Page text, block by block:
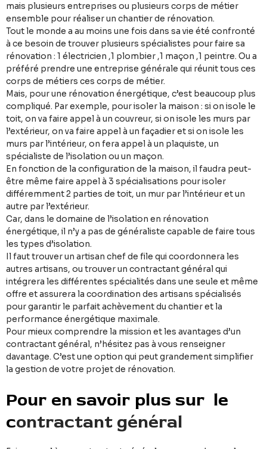
mais plusieurs entreprises ou plusieurs corps de métier
ensemble pour réaliser un chantier de rénovation.
Tout le monde a au moins une fois dans sa vie été confronté
à ce besoin de trouver plusieurs spécialistes pour faire sa
rénovation : 1 électricien ,1 plombier ,1 maçon ,1 peintre. Ou a
préféré prendre une entreprise générale qui réunit tous ces
corps de métiers ces corps de métier.
Mais, pour une rénovation énergétique, c’est beaucoup plus
compliqué. Par exemple, pour isoler la maison : si on isole le
toit, on va faire appel à un couvreur, si on isole les murs par
l’extérieur, on va faire appel à un façadier et si on isole les
murs par l’intérieur, on fera appel à un plaquiste, un
spécialiste de l’isolation ou un maçon.
En fonction de la configuration de la maison, il faudra peut-
être même faire appel à 3 spécialisations pour isoler
différemment 2 parties de toit, un mur par l’intérieur et un
autre par l’extérieur.
Car, dans le domaine de l’isolation en rénovation
énergétique, il n’y a pas de généraliste capable de faire tous
les types d’isolation.
Il faut trouver un artisan chef de file qui coordonnera les
autres artisans, ou trouver un contractant général qui
intégrera les différentes spécialités dans une seule et même
offre et assurera la coordination des artisans spécialisés
pour garantir le parfait achèvement du chantier et la
performance énergétique maximale.
Pour mieux comprendre la mission et les avantages d’un
contractant général, n’hésitez pas à vous renseigner
davantage. C’est une option qui peut grandement simplifier
la gestion de votre projet de rénovation.
Pour en savoir plus sur le
contractant général